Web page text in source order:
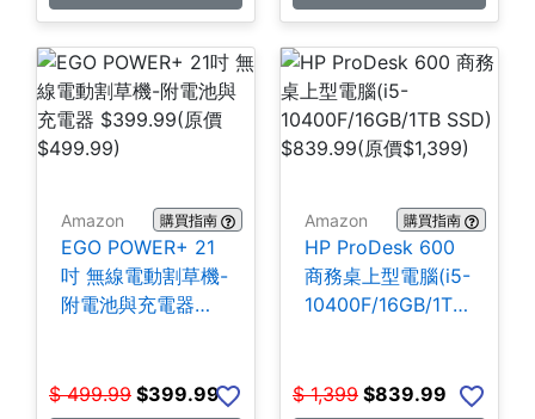
Amazon 購買指南
EGO POWER+ 21
吋 無線電動割草機-
附電池與充電器
$ 499.99 $399.99
Amazon 購買指南
HP ProDesk 600
商務桌上型電腦(i5-
10400F/16GB/1TB
$ 1,399 $839.99